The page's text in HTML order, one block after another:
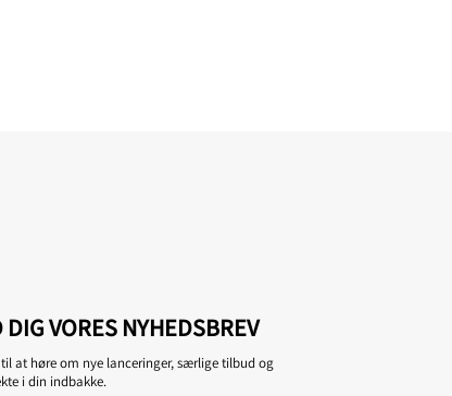
VORES NYHEDSBREV
at høre om nye lanceringer, særlige tilbud og
i din indbakke.